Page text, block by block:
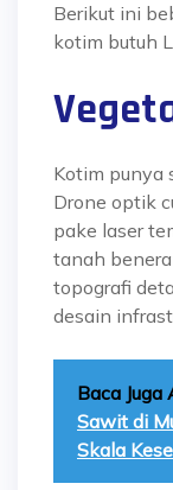
Berikut ini
kotim butuh
Kotim punya
Drone optik
pake laser
tanah
topografi
desain
Baca Juga
Sawit di
Skala